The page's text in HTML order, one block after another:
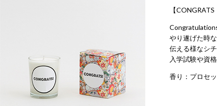
【
やり遂げた時
伝える様なシ
入学試験や資
香り：プロセ